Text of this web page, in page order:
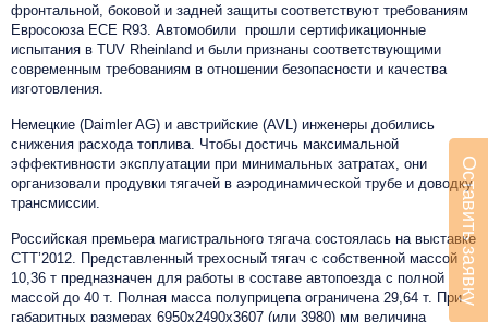
фронтальной, боковой и задней защиты соответствуют требованиям
Евросоюза ECE R93. Автомобили прошли сертификационные
испытания в TUV Rheinland и были признаны соответствующими
современным требованиям в отношении безопасности и качества
изготовления.
Немецкие (Daimler AG) и австрийские (AVL) инженеры добились
снижения расхода топлива. Чтобы достичь максимальной
эффективности эксплуатации при минимальных затратах, они
организовали продувки тягачей в аэродинамической трубе и доводку
трансмиссии.
Российская премьера магистрального тягача состоялась на выставке
СТТ’2012. Представленный трехосный тягач с собственной массой
10,36 т предназначен для работы в составе автопоезда с полной
массой до 40 т. Полная масса полуприцепа ограничена 29,64 т. При
габаритных размерах 6950х2490х3607 (или 3980) мм величина
Оставить заявку